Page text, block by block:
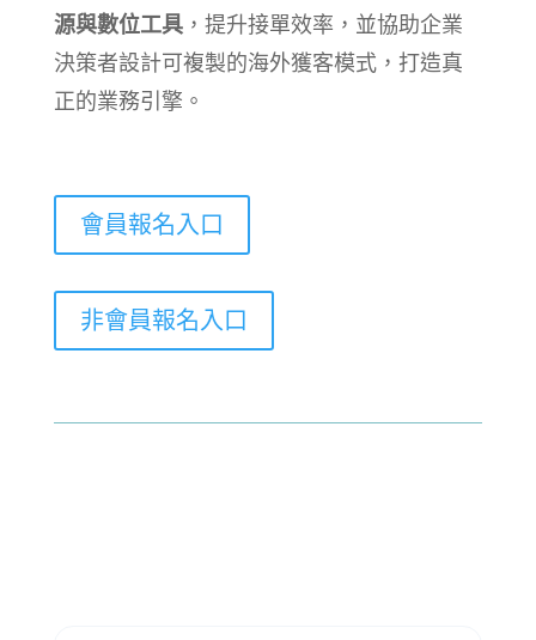
源與數位工具，提升接單效率，並協助企業
決策者設計可複製的海外獲客模式，打造真
正的業務引擎。
會員報名入口
非會員報名入口